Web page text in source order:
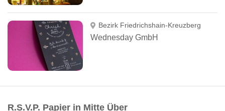
Bezirk Friedrichshain-Kreuzberg
Wednesday GmbH
R.S.V.P. Papier in Mitte Über